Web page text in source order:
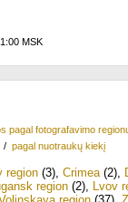
MSK
pagal fotografavimo
/ pagal nuotraukų kiekį
region (3), Crimea(2),
region (2), Lvov